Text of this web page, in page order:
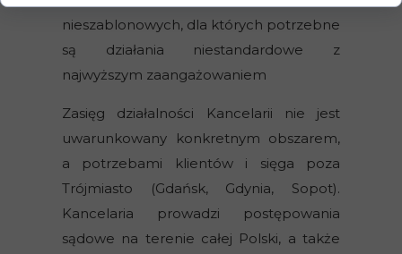
nieszablonowych, dla których potrzebne
są działania niestandardowe z
najwyższym zaangażowaniem
Zasięg działalności Kancelarii nie jest
uwarunkowany konkretnym obszarem,
a potrzebami klientów i sięga poza
Trójmiasto (Gdańsk, Gdynia, Sopot).
Kancelaria prowadzi postępowania
sądowe na terenie całej Polski, a także